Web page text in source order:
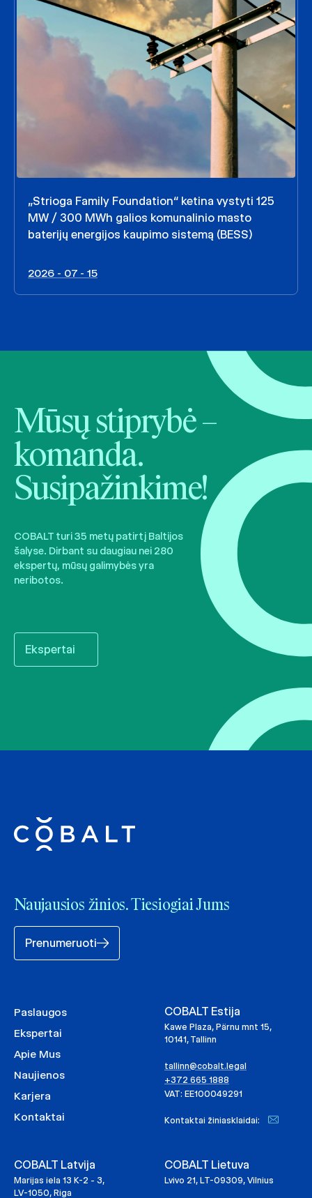
„Strioga Family Foundation“ ketina vystyti 125
MW / 300 MWh galios komunalinio masto
baterijų energijos kaupimo sistemą (BESS)
2026 - 07 - 15
Mūsų stiprybė –
komanda.
Susipažinkime!
COBALT turi 35 metų patirtį Baltijos
šalyse. Dirbant su daugiau nei 280
ekspertų, mūsų galimybės yra
neribotos.
Ekspertai
Naujausios žinios. Tiesiogiai Jums
Prenumeruoti
Paslaugos
Ekspertai
Apie Mus
Naujienos
Karjera
Kontaktai
COBALT Estija
Kawe Plaza, Pärnu mnt 15,
10141, Tallinn
tallinn@cobalt.legal
+372 665 1888
VAT: EE100049291
Kontaktai žiniasklaidai:
COBALT Latvija
Marijas iela 13 K-2 - 3,
LV-1050, Riga
COBALT Lietuva
Lvivo 21, LT-09309, Vilnius